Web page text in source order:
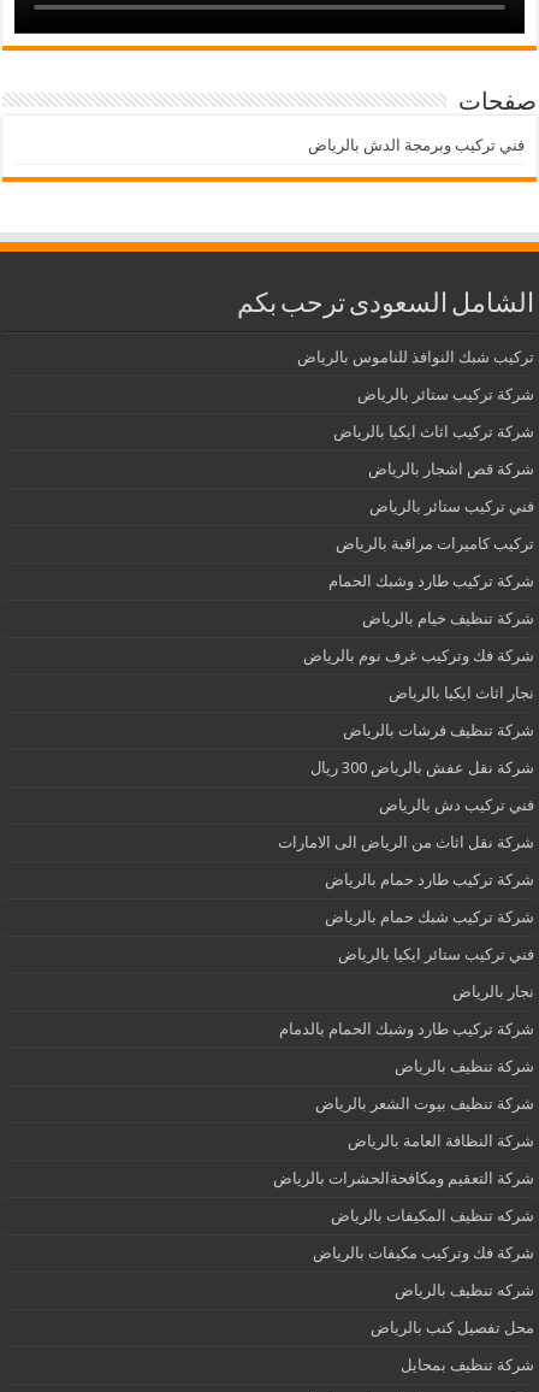
صفحات
فني تركيب وبرمجة الدش بالرياض
الشامل السعودى ترحب بكم
تركيب شبك النوافذ للناموس بالرياض
شركة تركيب ستائر بالرياض
شركة تركيب اثاث ايكيا بالرياض
شركة قص اشجار بالرياض
فني تركيب ستائر بالرياض
تركيب كاميرات مراقبة بالرياض
شركة تركيب طارد وشبك الحمام
شركة تنظيف خيام بالرياض
شركة فك وتركيب غرف نوم بالرياض
نجار اثاث ايكيا بالرياض
شركة تنظيف فرشات بالرياض
شركة نقل عفش بالرياض 300 ريال
فني تركيب دش بالرياض
شركة نقل اثاث من الرياض الى الامارات
شركة تركيب طارد حمام بالرياض
شركة تركيب شبك حمام بالرياض
فني تركيب ستائر ايكيا بالرياض
نجار بالرياض
شركة تركيب طارد وشبك الحمام بالدمام
شركة تنظيف بالرياض
شركة تنظيف بيوت الشعر بالرياض
شركة النظافة العامة بالرياض
شركة التعقيم ومكافحةالحشرات بالرياض
شركه تنظيف المكيفات بالرياض
شركة فك وتركيب مكيفات بالرياض
شركه تنظيف بالرياض
محل تفصيل كنب بالرياض
شركة تنظيف بمحايل